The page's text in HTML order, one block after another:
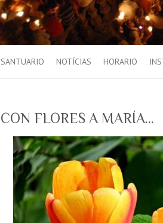
SANTUARIO NOTÍCIAS HORARIO
CON FLORES A MARÍA…